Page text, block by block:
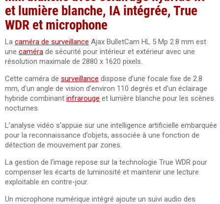
et lumière blanche, IA intégrée, True
WDR et microphone
La caméra de surveillance Ajax BulletCam HL 5 Mp 2.8 mm est
une caméra de sécurité pour intérieur et extérieur avec une
résolution maximale de 2880 x 1620 pixels.
Cette caméra de surveillance dispose d’une focale fixe de 2.8
mm, d’un angle de vision d’environ 110 degrés et d’un éclairage
hybride combinant infrarouge et lumière blanche pour les scènes
nocturnes.
L’analyse vidéo s’appuie sur une intelligence artificielle embarquée
pour la reconnaissance d’objets, associée à une fonction de
détection de mouvement par zones.
La gestion de l’image repose sur la technologie True WDR pour
compenser les écarts de luminosité et maintenir une lecture
exploitable en contre-jour.
Un microphone numérique intégré ajoute un suivi audio des